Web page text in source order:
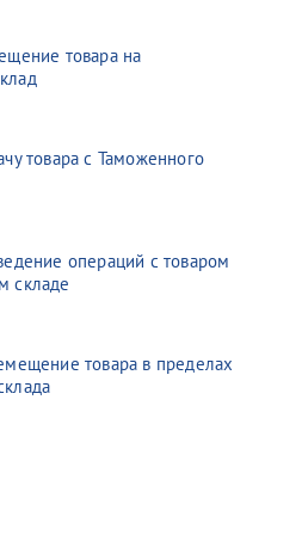
товара на
товара с Таможенного
операций с товаром
складе
товара в пределах